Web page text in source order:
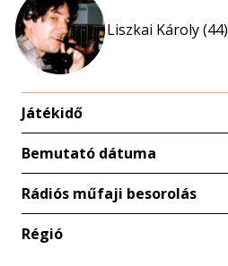
Liszkai Károly (44)
Játékidő
Bemutató dátuma
Rádiós műfaji besorolás
Régió